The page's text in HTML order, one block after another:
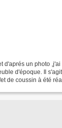
d'aprés un photo ,j'ai
d'époque. Il
de coussin à été